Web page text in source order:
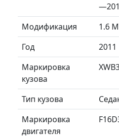
Модификация
1.6
Год
2011
Маркировка
кузова
Тип кузова
Маркировка
двигателя